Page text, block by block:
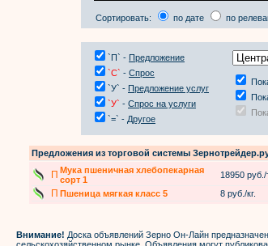
Сортировать: по дате по
`П` - Предложение
`С` - Спрос
`У` - Предложение услуг
`У` - Спрос на услуги
`=` - Другое
Предложения из торговой системы
П Мука пшеничная хлебопекарная
сорт 1
18950 руб./
П Пшеница мягкая класс 5 8 руб./кг.
Внимание! Доска объявлений Зерно Он-Лайн